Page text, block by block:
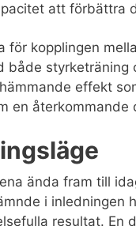
att förbättra
kopplingen
både styrketräning
effekt
en återkommande
ända fram till
i inledningen
resultat. En